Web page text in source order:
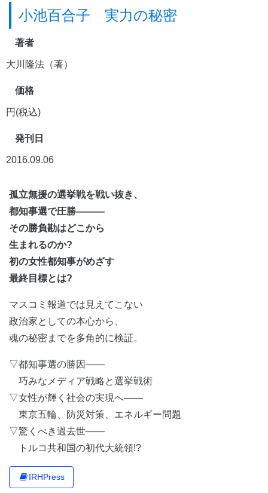
小池百合子 実力の秘密
著者
大川隆法（著）
価格
円(税込)
発刊日
2016.09.06
孤立無援の選挙戦を戦い抜き、
都知事選で圧勝―――
その勝負勘はどこから
生まれるのか?
初の女性都知事がめざす
最終目標とは?
マスコミ報道では見えてこない
政治家としての本心から、
魂の秘密までを多角的に検証。
▽都知事選の勝因――
巧みなメディア戦略と選挙戦術
▽女性が輝く社会の実現へ――
東京五輪、防災対策、エネルギー問題
▽驚くべき過去世――
トルコ共和国の初代大統領!?
IRHPress